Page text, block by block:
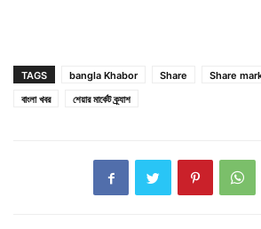
TAGS bangla Khabor Share Share
বাংলা খবর
শেয়ার মার্কেট ক্র্যাশ